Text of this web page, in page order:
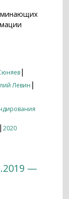
|
Левин |
|2020
—